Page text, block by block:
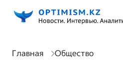
Главная Общество